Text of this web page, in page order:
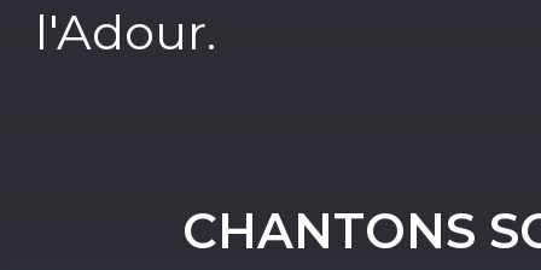
l'Adour.
CHANTONS